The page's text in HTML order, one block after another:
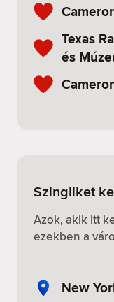
Texas
és
Szingliket
Azok, akik itt
ezekben a
New